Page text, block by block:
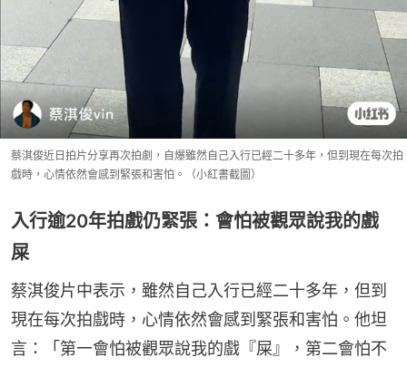
蔡淇俊近日拍片分享再次拍劇，自爆雖然自己入行已經二十多年，但到現在每次拍
戲時，心情依然會感到緊張和害怕。（小紅書截圖）
入行逾20年拍戲仍緊張：會怕被觀眾說我的戲
屎
蔡淇俊片中表示，雖然自己入行已經二十多年，但到
現在每次拍戲時，心情依然會感到緊張和害怕。他坦
言：「第一會怕被觀眾說我的戲『屎』，第二會怕不